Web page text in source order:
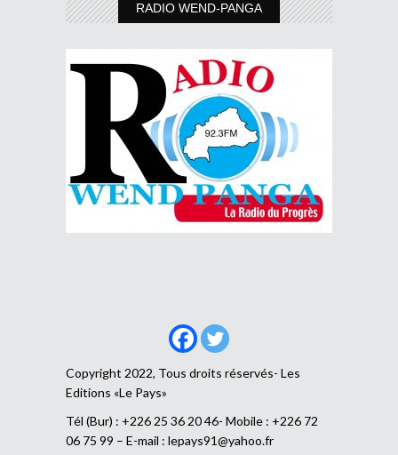
RADIO WEND-PANGA
Copyright 2022, Tous droits réservés- Les
Editions «Le Pays»
Tél (Bur) : +226 25 36 20 46- Mobile : +226 72
06 75 99 – E-mail : lepays91@yahoo.fr